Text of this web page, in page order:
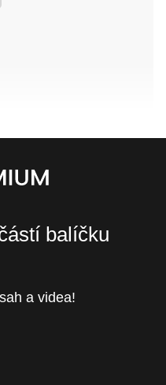
balíčku
a videa!